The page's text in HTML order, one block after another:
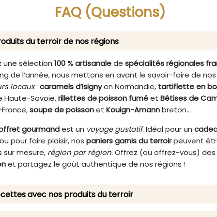
en cadeau ou pour se
incontournable. Laissez-
et la douceur des
artisanaux, et savourez
instant de bonheur avec
expérience chocolatée
exceptionnelle.
tout le savoir-faire de
chocolaterie artisanale
FAQ (Questions)
du terroir de nos régions
une sélection 100 % artisanalede spécialités régionales
de l’année, nous mettons en avant le savoir-faire de nos
locaux: caramels d’Isignyen Normandie, tartiflette en
Haute-Savoie,rillettes de poisson fuméet Bêtises de
soupe de poissonet Kouign-Amannbreton…
gourmandest un voyage gustatif. Idéal pour un
ou pour faire plaisir, nos paniers garnis du terroirpeuvent
sur mesure, région par région. Offrez (ou offrez-vous) des
et partagez le goût authentique de nos régions !
avec nos produits du terroir